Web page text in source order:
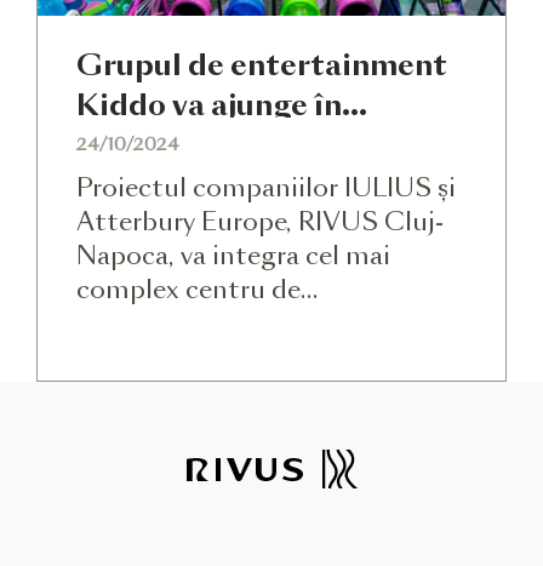
Grupul de entertainment
Kiddo va ajunge în
premieră în Cluj-Napoca,
în proiectul RIVUS,
dezvoltat de IULIUS.
Distracție, aventură și
relaxare, într-un concept
24/10/2024
Proiectul companiilor IULIUS și
Atterbury Europe, RIVUS Cluj-
Napoca, va integra cel mai
complex centru de
Ineditul concept va aduce în
experiențe care antrenează
corpul şi mintea, dedicate atât